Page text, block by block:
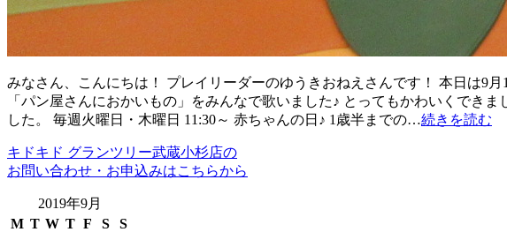
みなさん、こんにちは！ プレイリーダーのゆうきおねえさんです！ 本日は9
「パン屋さんにおかいもの」をみんなで歌いました♪ とってもかわいくでき
した。 毎週火曜日・木曜日 11:30～ 赤ちゃんの日♪ 1歳半までの…続きを読む
キドキド グランツリー武蔵小杉店の
お問い合わせ・お申込みはこちらから
2019年9月
M T W T F S
S